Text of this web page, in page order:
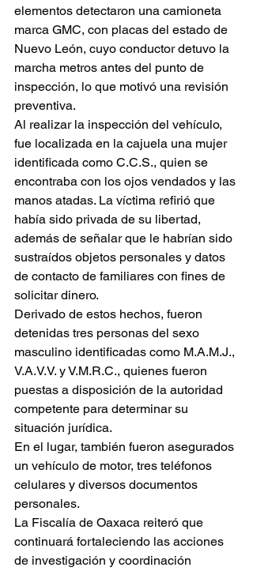
elementos detectaron una camioneta
marca GMC, con placas del estado de
Nuevo León, cuyo conductor detuvo la
marcha metros antes del punto de
inspección, lo que motivó una revisión
preventiva.
Al realizar la inspección del vehículo,
fue localizada en la cajuela una mujer
identificada como C.C.S., quien se
encontraba con los ojos vendados y las
manos atadas. La víctima refirió que
había sido privada de su libertad,
además de señalar que le habrían sido
sustraídos objetos personales y datos
de contacto de familiares con fines de
solicitar dinero.
Derivado de estos hechos, fueron
detenidas tres personas del sexo
masculino identificadas como M.A.M.J.,
V.A.V.V. y V.M.R.C., quienes fueron
puestas a disposición de la autoridad
competente para determinar su
situación jurídica.
En el lugar, también fueron asegurados
un vehículo de motor, tres teléfonos
celulares y diversos documentos
personales.
La Fiscalía de Oaxaca reiteró que
continuará fortaleciendo las acciones
de investigación y coordinación